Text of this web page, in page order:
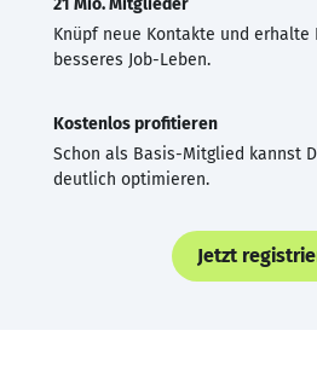
Knüpf neue Kontakte und erhalte
besseres Job-Leben.
Kostenlos profitieren
Schon als Basis-Mitglied kannst
deutlich optimieren.
Jetzt